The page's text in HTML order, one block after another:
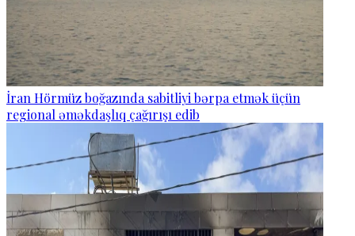
İran Hörmüz boğazında sabitliyi bərpa etmək üçün
regional əməkdaşlıq çağırışı edib